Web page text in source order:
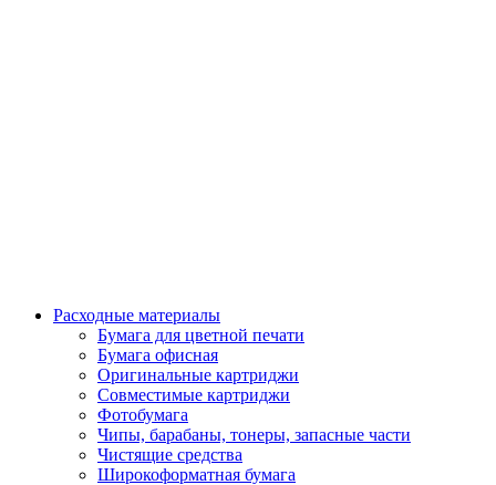
Расходные материалы
Бумага для цветной печати
Бумага офисная
Оригинальные картриджи
Совместимые картриджи
Фотобумага
Чипы, барабаны, тонеры, запасные части
Чистящие средства
Широкоформатная бумага